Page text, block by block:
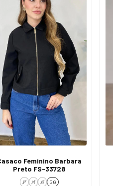
Feminino Barbara
Preto FS-33728
P M G GG